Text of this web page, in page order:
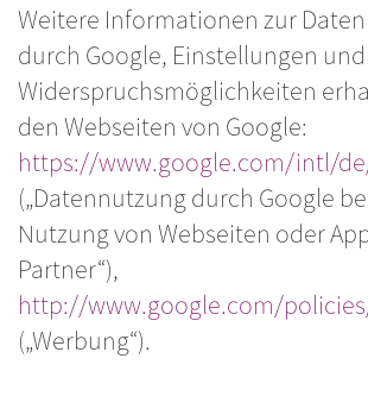
Weitere Informationen zur
durch Google, Einstellungen und
Widerspruchsmöglichkeiten
den Webseiten von Google:
https://www.google.com/intl/
(„Datennutzung durch Google
Nutzung von Webseiten oder
Partner“),
http://www.google.com/
(„Werbung“).